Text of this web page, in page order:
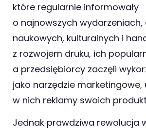
które regularnie informowały
o najnowszych wydarzeniach,
naukowych, kulturalnych i
z rozwojem druku, ich
a przedsiębiorcy zaczęli
jako narzędzie marketingowe,
w nich reklamy swoich
Jednak prawdziwa rewolucja